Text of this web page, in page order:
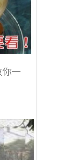
你一